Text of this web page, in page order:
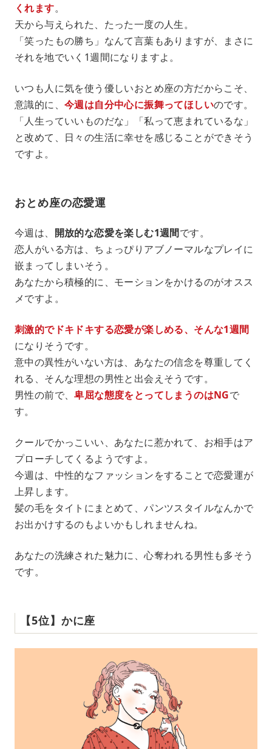
くれます。
天から与えられた、たった一度の人生。
「笑ったもの勝ち」なんて言葉もありますが、まさに
それを地でいく1週間になりますよ。
いつも人に気を使う優しいおとめ座の方だからこそ、
意識的に、 今週は自分中心に振舞ってほしいのです。
「人生っていいものだな」「私って恵まれているな」
と改めて、日々の生活に幸せを感じることができそう
ですよ。
おとめ座の恋愛運
今週は、 開放的な恋愛を楽しむ1週間です。
恋人がいる方は、ちょっぴりアブノーマルなプレイに
嵌まってしまいそう。
あなたから積極的に、モーションをかけるのがオスス
メですよ。
刺激的でドキドキする恋愛が楽しめる、そんな1週間
になりそうです。
意中の異性がいない方は、あなたの信念を尊重してく
れる、そんな理想の男性と出会えそうです。
男性の前で、卑屈な態度をとってしまうのはNGで
す。
クールでかっこいい、あなたに惹かれて、お相手はア
プローチしてくるようですよ。
今週は、中性的なファッションをすることで恋愛運が
上昇します。
髪の毛をタイトにまとめて、パンツスタイルなんかで
お出かけするのもよいかもしれませんね。
あなたの洗練された魅力に、心奪われる男性も多そう
です。
【5位】かに座